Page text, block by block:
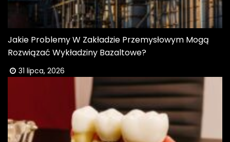
Jakie Problemy W Zakładzie Przemysłowym Mogą
Rozwiązać Wykładziny Bazaltowe?
31 lipca, 2026